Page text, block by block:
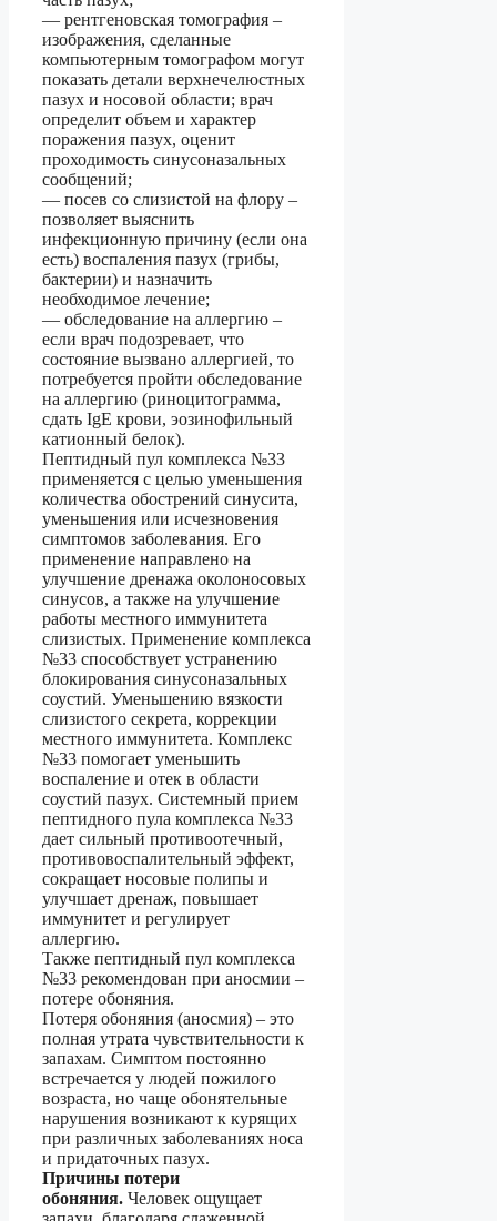
— рентгеновская томография –
изображения, сделанные
компьютерным томографом могут
показать детали верхнечелюстных
пазух и носовой области; врач
определит объем и характер
поражения пазух, оценит
проходимость синусоназальных
сообщений;
— посев со слизистой на флору –
позволяет выяснить
инфекционную причину (если она
есть) воспаления пазух (грибы,
бактерии) и назначить
необходимое лечение;
— обследование на аллергию –
если врач подозревает, что
состояние вызвано аллергией, то
потребуется пройти обследование
на аллергию (риноцитограмма,
сдать IgE крови, эозинофильный
катионный белок).
Пептидный пул комплекса №33
применяется с целью уменьшения
количества обострений синусита,
уменьшения или исчезновения
симптомов заболевания. Его
применение направлено на
улучшение дренажа околоносовых
синусов, а также на улучшение
работы местного иммунитета
слизистых. Применение комплекса
№33 способствует устранению
блокирования синусоназальных
соустий. Уменьшению вязкости
слизистого секрета, коррекции
местного иммунитета. Комплекс
№33 помогает уменьшить
воспаление и отек в области
соустий пазух. Системный прием
пептидного пула комплекса №33
дает сильный противоотечный,
противовоспалительный эффект,
сокращает носовые полипы и
улучшает дренаж, повышает
иммунитет и регулирует
аллергию.
Также пептидный пул комплекса
№33 рекомендован при аносмии –
потере обоняния.
Потеря обоняния (аносмия) – это
полная утрата чувствительности к
запахам. Симптом постоянно
встречается у людей пожилого
возраста, но чаще обонятельные
нарушения возникают к курящих
при различных заболеваниях носа
и придаточных пазух.
Причины потери
обоняния. Человек ощущает